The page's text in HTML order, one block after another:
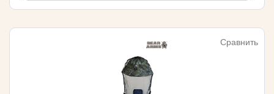
Сравнить